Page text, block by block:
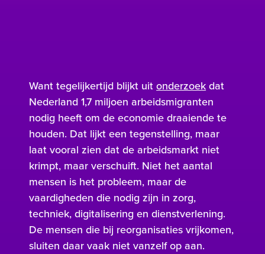
Want tegelijkertijd blijkt uitonderzoek dat
Nederland 1,7 miljoen arbeidsmigranten
nodig heeft om de economie draaiende te
houden. Dat lijkt een tegenstelling, maar
laat vooral zien dat de arbeidsmarkt niet
krimpt, maar verschuift. Niet het aantal
mensen is het probleem, maar de
vaardigheden die nodig zijn in zorg,
techniek, digitalisering en dienstverlening.
De mensen die bij reorganisaties vrijkomen,
sluiten daar vaak niet vanzelf op aan.